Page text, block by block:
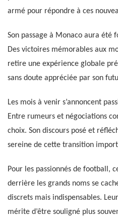
armé pour répondre à ces
Son passage à Monaco aura été
Des victoires mémorables aux
retire une expérience globale
sans doute appréciée par son
Les mois à venir s’annoncent
Entre rumeurs et négociations
choix. Son discours posé et
sereine de cette transition
Pour les passionnés de football,
derrière les grands noms se
discrets mais indispensables.
mérite d’être souligné plus